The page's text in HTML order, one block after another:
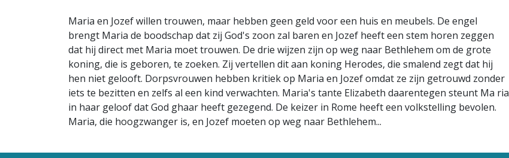
Maria en Jozef willen trouwen, maar hebben geen geld voor een huis en meubels. De engel
brengt Maria de boodschap dat zij God's zoon zal baren en Jozef heeft een stem horen zeggen
dat hij direct met Maria moet trouwen. De drie wijzen zijn op weg naar Bethlehem om de grote
koning, die is geboren, te zoeken. Zij vertellen dit aan koning Herodes, die smalend zegt dat hij
hen niet gelooft. Dorpsvrouwen hebben kritiek op Maria en Jozef omdat ze zijn getrouwd zonder
iets te bezitten en zelfs al een kind verwachten. Maria's tante Elizabeth daarentegen steunt Ma ria
in haar geloof dat God ghaar heeft gezegend. De keizer in Rome heeft een volkstelling bevolen.
Maria, die hoogzwanger is, en Jozef moeten op weg naar Bethlehem...